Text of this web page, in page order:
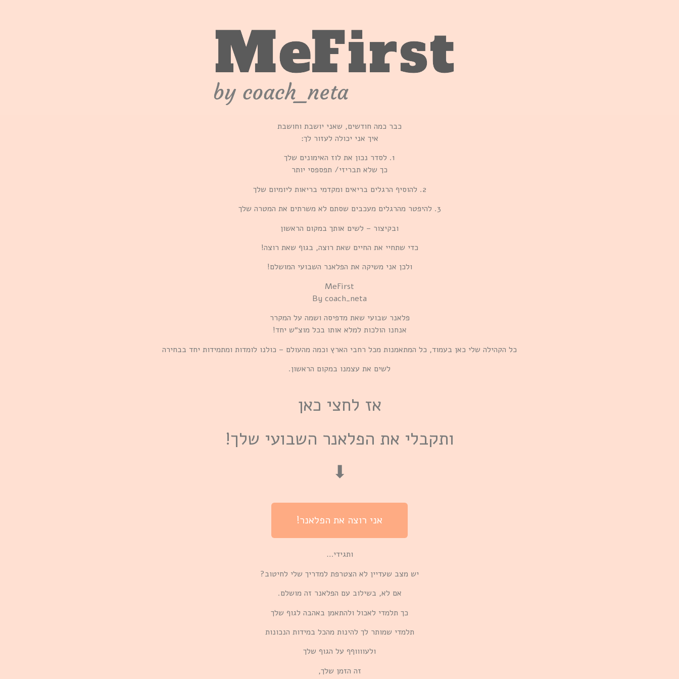
כבר כמה חודשים, שאני יושבת וחושבת
איך אני יכולה לעזור לך:
1. לסדר נכון את לוז האימונים שלך
כך שלא תבריזי/ תפספסי יותר
2. להוסיף הרגלים בריאים ומקדמי בריאות ליומיום שלך
3. להיפטר מהרגלים מעכבים שסתם לא משרתים את המטרה שלך
ובקיצור – לשים אותך במקום הראשון
כדי שתחיי את החיים שאת רוצה, בגוף שאת רוצה!
ולכן אני משיקה את הפלאנר השבועי המושלם!
MeFirst
By coach_neta
פלאנר שבועי שאת מדפיסה ושמה על המקרר
אנחנו הולכות למלא אותו בכל מוצ״ש יחד!
כל הקהילה שלי כאן בעמוד, כל המתאמנות מכל רחבי הארץ וכמה מהעולם – כולנו לומדות ומתמידות יחד בבחירה
לשים את עצמנו במקום הראשון.
אז לחצי כאן
ותקבלי את הפלאנר השבועי שלך!
⬇︎
אני רוצה את הפלאנר!
ותגידי…
יש מצב שעדיין לא הצטרפת למדריך שלי לחיטוב?
אם לא, בשילוב עם הפלאנר זה מושלם.
כך תלמדי לאכול ולהתאמן באהבה לגוף שלך
תלמדי שמותר לך להינות מהכל במידות הנכונות
ולעווווףף על הגוף שלך
זה הזמן שלך,